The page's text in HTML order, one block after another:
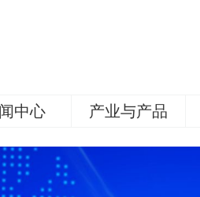
中心 产业与产品